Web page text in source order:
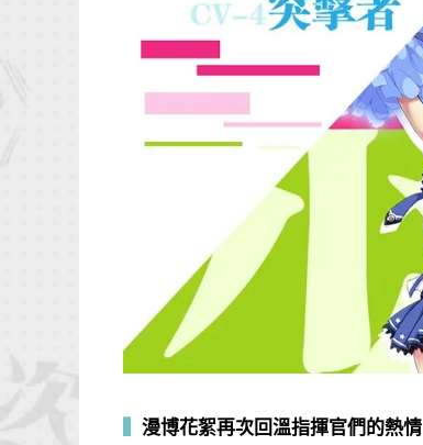
漫博花絮再次回溫指揮官們的熱情